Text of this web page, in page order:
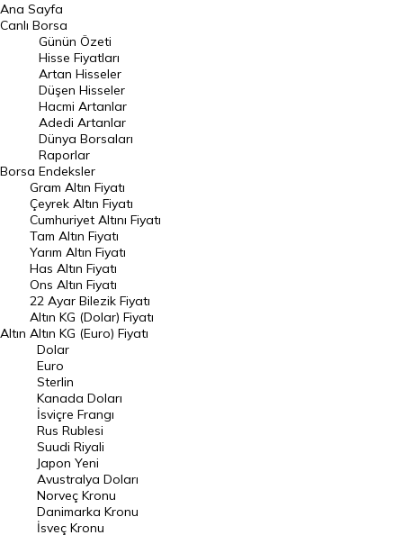
BIST 100 Hisseleri
En Çok Artan Hisseler
En Çok Düşen Hisseler
Hacmi Artanlar
Geçmiş Kapanışlar
Dünya Borsaları
Raporlar
Endeksler
DÖVİZ
Döviz Kuru
Dolar Kuru
Euro Kuru
Pound Kuru
Frank Kuru
Riyal Kuru
Avustralya Doları
Danimarka Kronu Kuru
Kanada Doları Kuru
Ana Sayfa
Canlı Borsa
Borsa
Günün Özeti
Hisse Fiyatları
Artan Hisseler
Düşen Hisseler
Hacmi Artanlar
Adedi Artanlar
Dünya Borsaları
Raporlar
Endeksler
Altın
Gram Altın Fiyatı
Çeyrek Altın Fiyatı
Cumhuriyet Altını Fiyatı
Tam Altın Fiyatı
Yarım Altın Fiyatı
Has Altın Fiyatı
Ons Altın Fiyatı
22 Ayar Bilezik Fiyatı
Altın KG (Dolar) Fiyatı
Altın KG (Euro) Fiyatı
Dolar
Euro
Sterlin
Kanada Doları
İsviçre Frangı
Rus Rublesi
Suudi Riyali
Japon Yeni
Avustralya Doları
Norveç Kronu
Danimarka Kronu
İsveç Kronu